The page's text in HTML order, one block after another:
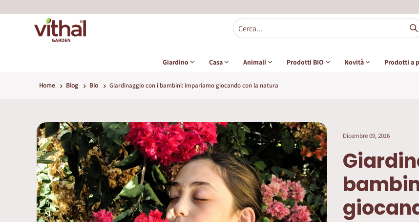
Giardino Casa Animali Prodotti BIO Novità Prodotti a
Home Blog Bio Giardinaggio con i bambini: impariamo giocando con la natura
Dicembre 09, 2016